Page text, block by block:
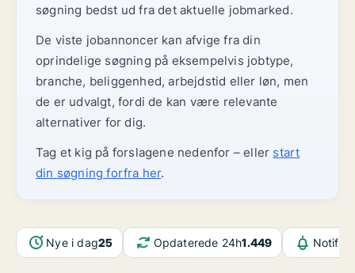
søgning bedst ud fra det aktuelle jobmarked.
De viste jobannoncer kan afvige fra din
oprindelige søgning på eksempelvis jobtype,
branche, beliggenhed, arbejdstid eller løn, men
de er udvalgt, fordi de kan være relevante
alternativer for dig.
Tag et kig på forslagene nedenfor – eller start
din søgning forfra her.
Nye i dag25 Opdaterede 24h1.449